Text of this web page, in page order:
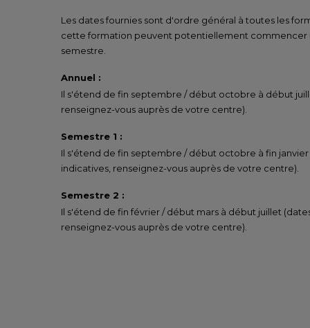
Les dates fournies sont d'ordre général à toutes les
cette formation peuvent potentiellement commencer
semestre.
Annuel :
Il s'étend de fin septembre / début octobre à début
renseignez-vous auprès de votre centre).
Semestre 1 :
Il s'étend de fin septembre / début octobre à fin
indicatives, renseignez-vous auprès de votre centre).
Semestre 2 :
Il s'étend de fin février / début mars à début juillet
renseignez-vous auprès de votre centre).